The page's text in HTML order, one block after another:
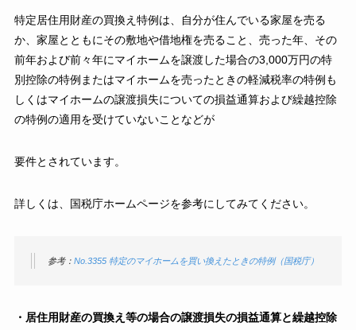
特定居住用財産の買換え特例は、自分が住んでいる家屋を売る
か、家屋とともにその敷地や借地権を売ること、売った年、その
前年および前々年にマイホームを譲渡した場合の3,000万円の特
別控除の特例またはマイホームを売ったときの軽減税率の特例も
しくはマイホームの譲渡損失についての損益通算および繰越控除
の特例の適用を受けていないことなどが
要件とされています。
詳しくは、国税庁ホームページを参考にしてみてください。
参考： No.3355 特定のマイホームを買い換えたときの特例（国税庁）
・居住用財産の買換え等の場合の譲渡損失の損益通算と繰越控除